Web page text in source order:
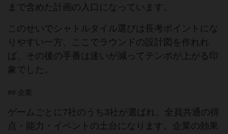
まで含めた計画の入口になっています。
このせいでシャトルタイル選びは長考ポイントにな
りやすい一方、ここでラウンドの設計図を作れれ
ば、その後の手番は迷いが減ってテンポが上がる印
象でした。
## 企業
ゲームごとに7社のうち3社が選ばれ、全員共通の得
点・能力・イベントの土台になります。企業の効果